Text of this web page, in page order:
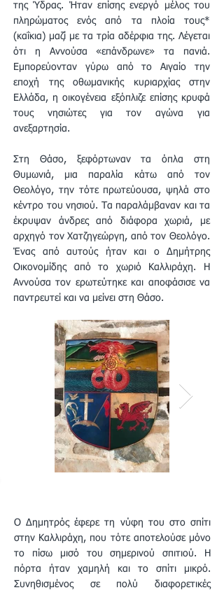
της Ύδρας. Ήταν επίσης ενεργό μέλος του
πληρώματος ενός από τα πλοία τους*
(καΐκια) μαζί με τα τρία αδέρφια της. Λέγεται
ότι η Αννούσα «επάνδρωνε» τα πανιά.
Εμπορεύονταν γύρω από το Αιγαίο την
εποχή της οθωμανικής κυριαρχίας στην
Ελλάδα, η οικογένεια εξόπλιζε επίσης κρυφά
τους νησιώτες για τον αγώνα για
ανεξαρτησία.
Στη Θάσο, ξεφόρτωναν τα όπλα στη
Θυμωνιά, μια παραλία κάτω από τον
Θεολόγο, την τότε πρωτεύουσα, ψηλά στο
κέντρο του νησιού. Τα παραλάμβαναν και τα
έκρυψαν άνδρες από διάφορα χωριά, με
αρχηγό τον Χατζηγεώργη, από τον Θεολόγο.
Ένας από αυτούς ήταν και ο Δημήτρης
Οικονομίδης από το χωριό Καλλιράχη. Η
Αννούσα τον ερωτεύτηκε και αποφάσισε να
παντρευτεί και να μείνει στη Θάσο.
Ο Δημητρός έφερε τη νύφη του στο σπίτι
στην Καλλιράχη, που τότε αποτελούσε μόνο
το πίσω μισό του σημερινού σπιτιού. Η
πόρτα ήταν χαμηλή και το σπίτι μικρό.
Συνηθισμένος σε πολύ διαφορετικές